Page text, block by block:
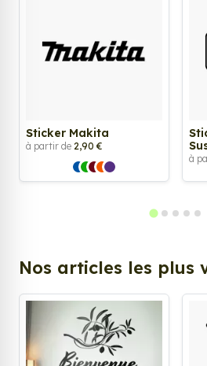
Sticker Makita
à partir de 2,90 €
à
Nos articles les plus